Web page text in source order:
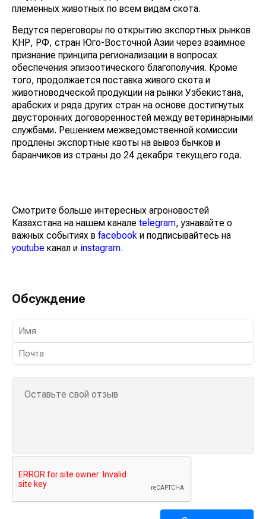
племенных животных по всем видам скота.
Ведутся переговоры по открытию экспортных рынков
КНР, РФ, стран Юго-Восточной Азии через взаимное
признание принципа регионализации в вопросах
обеспечения эпизоотического благополучия. Кроме
того, продолжается поставка живого скота и
животноводческой продукции на рынки Узбекистана,
арабских и ряда других стран на основе достигнутых
двусторонних договоренностей между ветеринарными
службами. Решением межведомственной комиссии
продлены экспортные квоты на вывоз бычков и
баранчиков из страны до 24 декабря текущего года.
Смотрите больше интересных агроновостей
Казахстана на нашем канале telegram, узнавайте о
важных событиях в facebook и подписывайтесь на
youtube канал и instagram.
Обсуждение